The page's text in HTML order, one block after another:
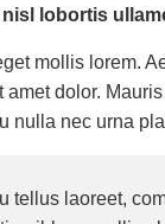
lobortis
mollis lorem.
amet dolor.
nulla nec urna
tellus laoreet,